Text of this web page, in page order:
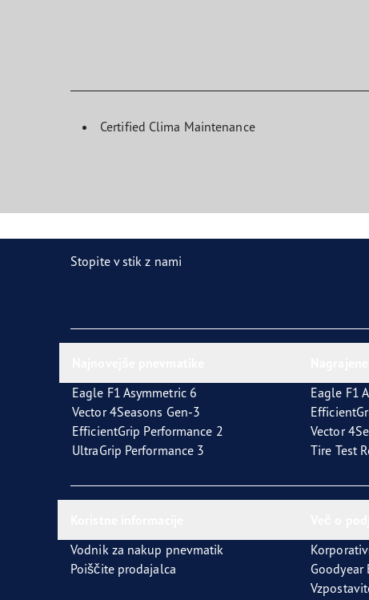
Certified Clima Maintenance
Stopite v stik z nami
Eagle F1 Asymmetric 6
Vector 4Seasons Gen-3
EfficientGrip Performance 2
UltraGrip Performance 3
Eagle F1
Vector
Tire Test
Vodnik za nakup pnevmatik
Poiščite prodajalca
Goodyear